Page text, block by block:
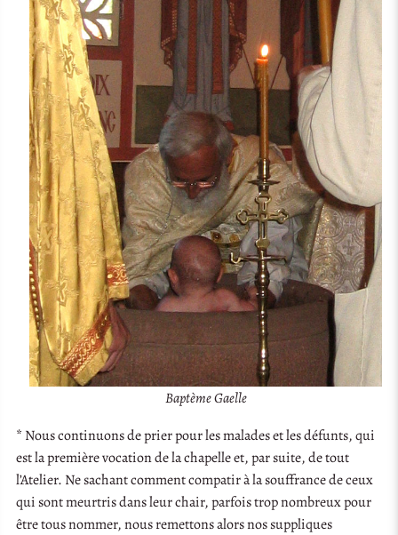
Baptème Gaelle
* Nous continuons de prier pour les malades et les défunts, qui
est la première vocation de la chapelle et, par suite, de tout
l’Atelier. Ne sachant comment compatir à la souffrance de ceux
qui sont meurtris dans leur chair, parfois trop nombreux pour
être tous nommer, nous remettons alors nos suppliques